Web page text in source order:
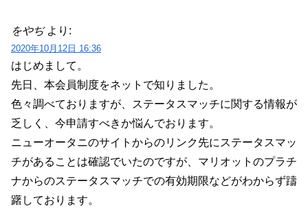
をやぢ より:
2020年10月12日 16:36
はじめまして。
先日、本会員制度をネットで知りました。
色々調べておりますが、ステータスマッチに関する情報が
乏しく、今申請すべきか悩んでおります。
ニューオータニのサイトからのリンク先にステータスマッ
チがあることは確認でいたのですが、マリオットのプラチ
ナからのステータスマッチでの有効期限などがわからず躊
躇しております。